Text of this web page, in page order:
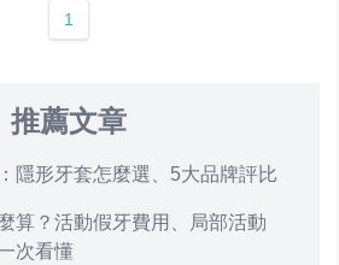
1
推薦文章
隱形牙套怎麼選、5大品牌評比
算？活動假牙費用、局部活動
次看懂